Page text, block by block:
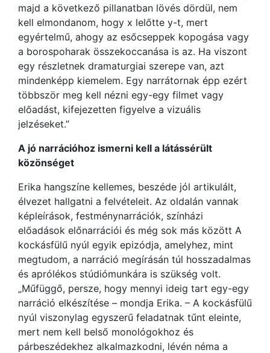
majd a következő pillanatban lövés dördül, nem
kell elmondanom, hogy x lelőtte y-t, mert
egyértelmű, ahogy az esőcseppek kopogása vagy
a borospoharak összekoccanása is az. Ha viszont
egy részletnek dramaturgiai szerepe van, azt
mindenképp kiemelem. Egy narrátornak épp ezért
többször meg kell nézni egy-egy filmet vagy
előadást, kifejezetten figyelve a vizuális
jelzéseket.”
A jó narrációhoz ismerni kell a látássérült
közönséget
Erika hangszíne kellemes, beszéde jól artikulált,
élvezet hallgatni a felvételeit. Az oldalán vannak
képleírások, festménynarrációk, színházi
előadások előnarrációi és még sok más között A
kockásfülű nyúl egyik epizódja, amelyhez, mint
megtudom, a narráció megírásán túl hosszadalmas
és aprólékos stúdiómunkára is szükség volt.
„Műfüggő, persze, hogy mennyi ideig tart egy-egy
narráció elkészítése – mondja Erika. – A kockásfülű
nyúl viszonylag egyszerű feladatnak tűnt eleinte,
mert nem kell belső monológokhoz és
párbeszédekhez alkalmazkodni, lévén néma a